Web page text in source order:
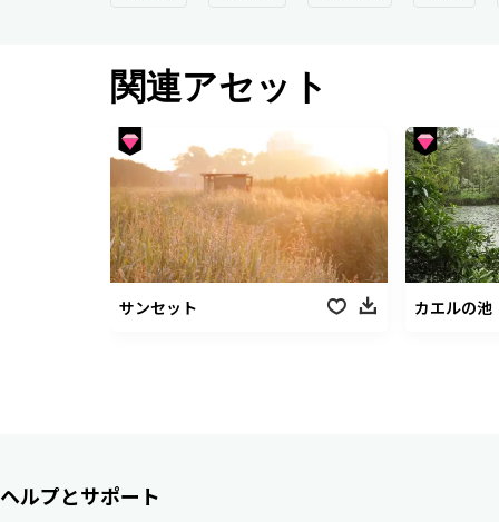
関連アセット
サンセット カエルの池
ヘルプとサポート